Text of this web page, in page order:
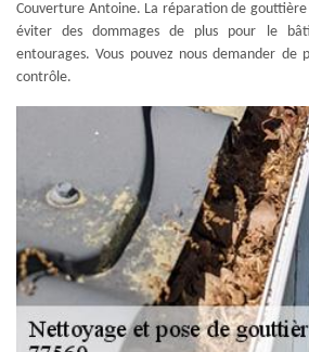
Couverture Antoine. La réparation de
éviter des dommages de plus pour le
entourages. Vous pouvez nous demander de
contrôle.